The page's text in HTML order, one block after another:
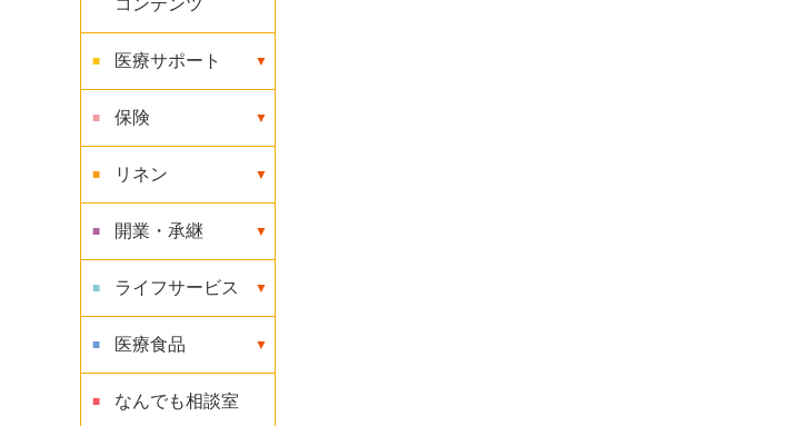
医療サポート
保険
リネン
開業・承継
ライフサービス
医療食品
なんでも相談室